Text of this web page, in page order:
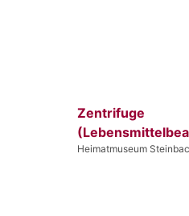
Zentrifuge
Heimatmuseum